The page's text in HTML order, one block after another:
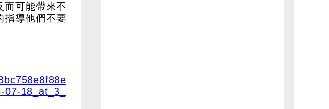
而可能帶來不
指導他們不要
18_at_3_